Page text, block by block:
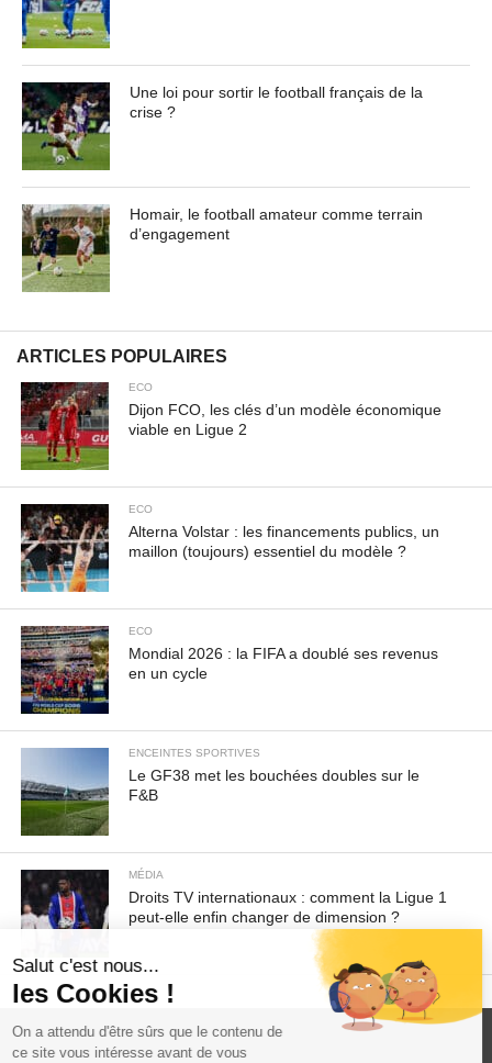
arcu. Maecenas sollicitudin turpis a mauris ultrices, ac
dignissim nunc auctor. Aenean feugiat, odio in facilisis
sollicitudin, augue lectus elementum felis, ut lacinia nulla
urna ac urna. Nullam vitae est a risus dictum congue.
Cras non lacus id magna scelerisque sodales. Curabitur
non fermentum odio, vitae accumsan odio.
Contenu masqué de l'article... Lorem ipsum dolor sit
amet, consectetur adipiscing elit. Praesent vel tortor
facilisis, vulputate magna at, pulvinar arcu. Maecenas
sollicitudin turpis a mauris ultrices, ac dignissim nunc
auctor. Aenean feugiat, odio in facilisis sollicitudin, augue
Nullam vitae est a risus dictum congue. Cras non lacus id
odio, vitae accumsan odio.
Une loi pour sortir le football français de la
crise ?
Homair, le football amateur comme terrain
d’engagement
ARTICLES POPULAIRES
ECO
Dijon FCO, les clés d’un modèle économique
viable en Ligue 2
ECO
Alterna Volstar : les financements publics, un
maillon (toujours) essentiel du modèle ?
ECO
Mondial 2026 : la FIFA a doublé ses revenus
en un cycle
ENCEINTES SPORTIVES
Le GF38 met les bouchées doubles sur le
F&B
MÉDIA
Droits TV internationaux : comment la Ligue 1
peut-elle enfin changer de dimension ?